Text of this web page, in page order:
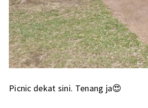
Picnic dekat sini. Tenang ja😍